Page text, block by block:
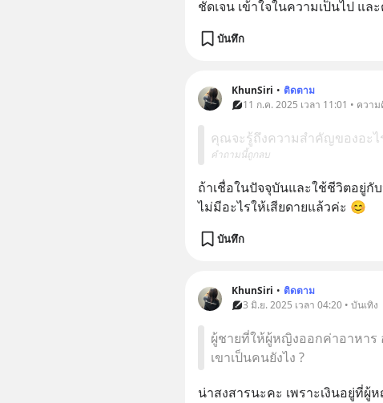
ชัดเจน เข้าใจในความเป็นไป แ
บันทึก
KhunSiri • ติดตาม
11 ก.ค. 2025 เวลา 11:01 • ควา
คุณจะรู้ถึงความสำคัญของอะไ
คำถามนี้ถูกลบ
ถ้าเชื่อในปัจจุบันและใช้ชีวิตอยู่กั
ไม่มีอะไรให้เสียดายแล้วค่ะ 😊
บันทึก
KhunSiri • ติดตาม
3 มิ.ย. 2025 เวลา 04:20 • บันเทิง
ผู้ชายที่ให้ผู้หญิงออกค่าอาหา
เขาเป็นคนยังไง ?
น่าสงสารนะคะ เพราะเงินอยู่ที่